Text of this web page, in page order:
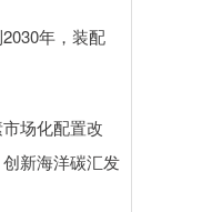
年，装配
场化配置改
新海洋碳汇发